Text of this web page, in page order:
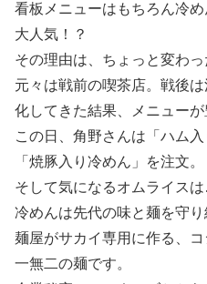
看板メニューはもちろん冷
大人気！？
その理由は、ちょっと変わ
元々は戦前の喫茶店。戦後
化してきた結果、メニューが
この日、角野さんは「ハム
「焼豚入り冷めん」を注文。
そして気になるオムライス
冷めんは先代の味と麺を守り
麺屋がサカイ専用に作る、
一無二の麺です。